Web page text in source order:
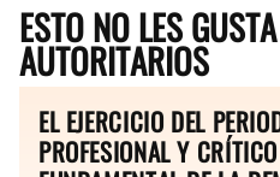
ESTO NO LES
AUTORITARIOS
EL EJERCICIO DEL
PROFESIONAL Y